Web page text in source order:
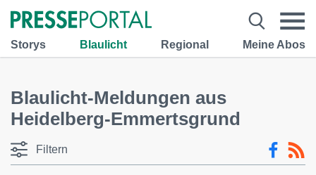
Storys Blaulicht Regional Meine Abos
Blaulicht-Meldungen aus
Heidelberg-Emmertsgrund
Filtern